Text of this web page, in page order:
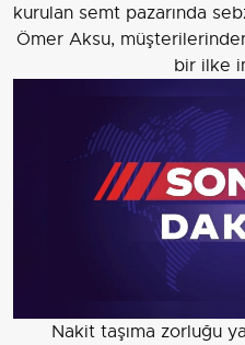
kurulan semt pazarında
Ömer Aksu,
bir ilke
Nakit taşıma zorluğu